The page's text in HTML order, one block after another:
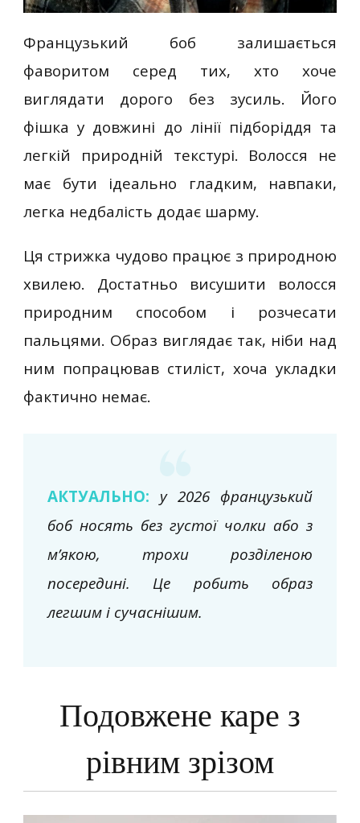
Французький боб залишається
фаворитом серед тих, хто хоче
виглядати дорого без зусиль. Його
фішка у довжині до лінії підборіддя та
легкій природній текстурі. Волосся не
має бути ідеально гладким, навпаки,
легка недбалість додає шарму.
Ця стрижка чудово працює з природною
хвилею. Достатньо висушити волосся
природним способом і розчесати
пальцями. Образ виглядає так, ніби над
ним попрацював стиліст, хоча укладки
фактично немає.
АКТУАЛЬНО: у 2026 французький
боб носять без густої чолки або з
м’якою, трохи розділеною
посередині. Це робить образ
легшим і сучаснішим.
Подовжене каре з
рівним зрізом